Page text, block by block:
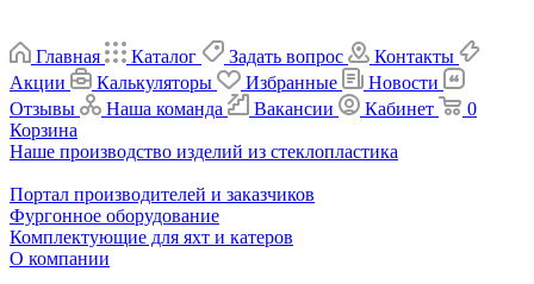
Главная Каталог Задать вопрос
Контакты
Акции
Калькуляторы Избранные
Новости
Отзывы
Наша команда Вакансии Кабинет
0
Корзина
Наше производство изделий из стеклопластика
Портал производителей и заказчиков
Фургонное оборудование
Комплектующие для яхт и катеров
О компании